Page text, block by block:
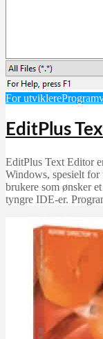
For utviklere
EditPlus
EditPlus Text Editor
Windows, spesielt
brukere som ønsker
tyngre IDE-er.